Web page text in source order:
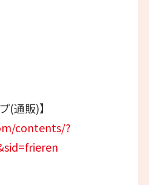
(通販)】
contents/?